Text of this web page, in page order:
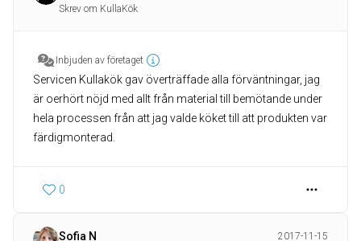
Skrev om KullaKök
Inbjuden av företaget
Servicen Kullakök gav överträffade alla förväntningar, jag
är oerhört nöjd med allt från material till bemötande under
hela processen från att jag valde köket till att produkten var
färdigmonterad.
0
Sofia N
2017-11-15